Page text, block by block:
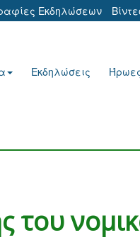
Εκδηλώσεων
Εκδηλώσεις
του